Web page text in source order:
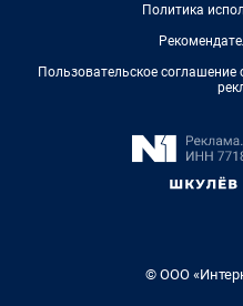
Политика
Пользовательское соглашение
© ООО